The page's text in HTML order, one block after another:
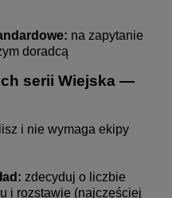
na zapytanie
doradcą
serii Wiejska —
i nie wymaga ekipy
zdecyduj o liczbie
i rozstawie (najczęściej